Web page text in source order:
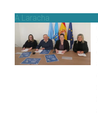
A Laracha